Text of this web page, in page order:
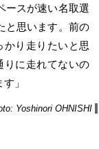
ースが速い名取選
と思います。前の
かり走りたいと思
りに走れてないの
」
Yoshinori OHNISHI